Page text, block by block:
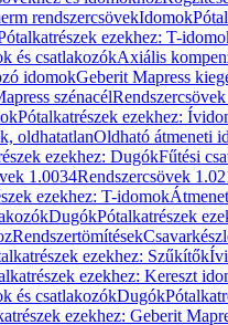
rendszercsövekIdomok
ezekhez: T-
és csatlakozókAxiális
idomokGeberit Mapress
szénacél
Pótalkatrészek ezekhez:
oldhatatlanOldható átmeneti
ezekhez: DugókFűtési
1.0034Rendszercsövek
ezekhez: T-idomok
DugókPótalkatrészek
Rendszertömítések
ezekhez: Szűkítők
ezekhez: Kereszt
és csatlakozókDugók
ezekhez: Geberit